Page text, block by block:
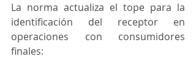
La norma actualiza el tope para la
identificación del receptor en
operaciones con consumidores
finales: